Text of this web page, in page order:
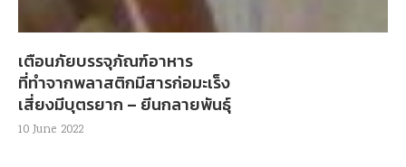
เตือนภัยบรรจุภัณฑ์อาหาร
ที่ทำจากพลาสติกมีสารก่อมะเร็ง
เสี่ยงมีบุตรยาก – ยีนกลายพันธุ์
10 June 2022